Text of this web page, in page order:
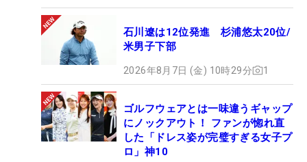
石川遼は12位発進 杉浦悠太20位/
米男子下部
2026年8月7日 (金) 10時29分 1
ゴルフウェアとは一味違うギャップ
にノックアウト！ ファンが惚れ直
した「ドレス姿が完璧すぎる女子プ
ロ」神10